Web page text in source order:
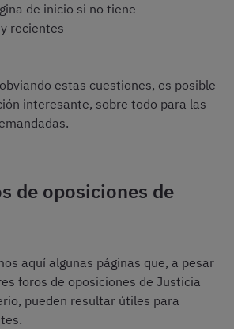
de inicio si no tiene
recientes
estas cuestiones, es posible
interesante, sobre todo para las
de oposiciones de
aquí algunas páginas que, a pesar
foros de oposiciones de Justicia
pueden resultar útiles para